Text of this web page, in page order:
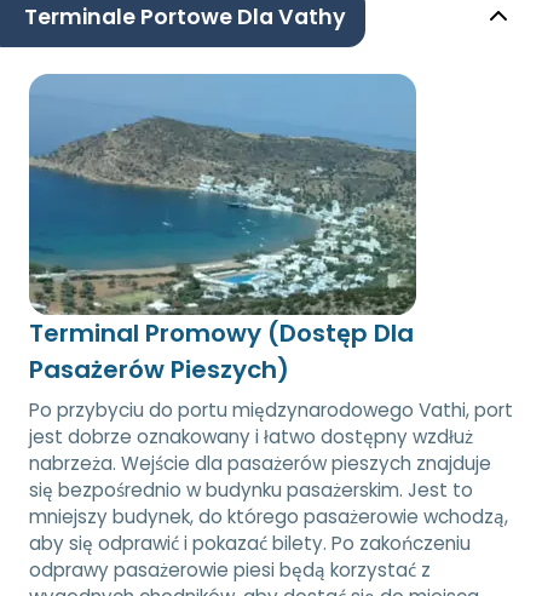
Terminale Portowe Dla Vathy
Terminal Promowy (Dostęp Dla
Pasażerów Pieszych)
Po przybyciu do portu międzynarodowego Vathi, port
jest dobrze oznakowany i łatwo dostępny wzdłuż
nabrzeża. Wejście dla pasażerów pieszych znajduje
się bezpośrednio w budynku pasażerskim. Jest to
mniejszy budynek, do którego pasażerowie wchodzą,
aby się odprawić i pokazać bilety. Po zakończeniu
odprawy pasażerowie piesi będą korzystać z